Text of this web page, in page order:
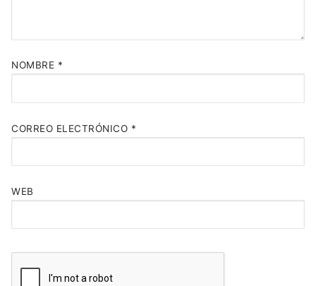
NOMBRE *
CORREO ELECTRÓNICO *
WEB